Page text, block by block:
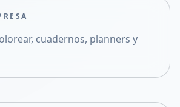
cuadernos, planners y